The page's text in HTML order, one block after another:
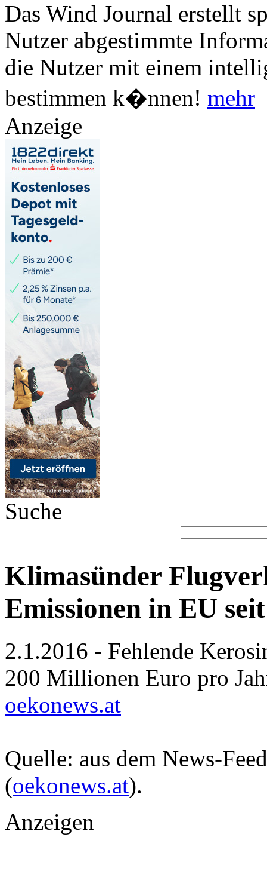
Das Wind Journal erstellt
Nutzer abgestimmte
die Nutzer mit einem
bestimmen k�nnen! mehr
Anzeige
Suche
Klimasünder
Emissionen in EU
2.1.2016 - Fehlende
200 Millionen Euro pro
oekonews.at
Quelle: aus dem News-
(oekonews.at).
Anzeigen